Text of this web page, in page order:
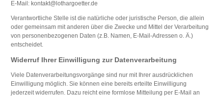
E-Mail: kontakt@lothargoetter.de
Verantwortliche Stelle ist die natürliche oder juristische Person, die allein
oder gemeinsam mit anderen über die Zwecke und Mittel der Verarbeitung
von personenbezogenen Daten (z.B. Namen, E-Mail-Adressen o. Ä.)
entscheidet.
Widerruf Ihrer Einwilligung zur Datenverarbeitung
Viele Datenverarbeitungsvorgänge sind nur mit Ihrer ausdrücklichen
Einwilligung möglich. Sie können eine bereits erteilte Einwilligung
jederzeit widerrufen. Dazu reicht eine formlose Mitteilung per E-Mail an